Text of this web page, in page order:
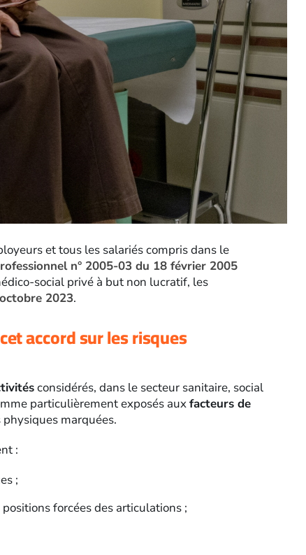
et tous les salariés compris dans le
n° 2005-03 du 18 février 2005
social privé à but non lucratif, les
2023.
accord sur les risques
considérés, dans le secteur sanitaire, social
particulièrement exposés auxfacteurs de
marquées.
:
;
forcées des articulations ;